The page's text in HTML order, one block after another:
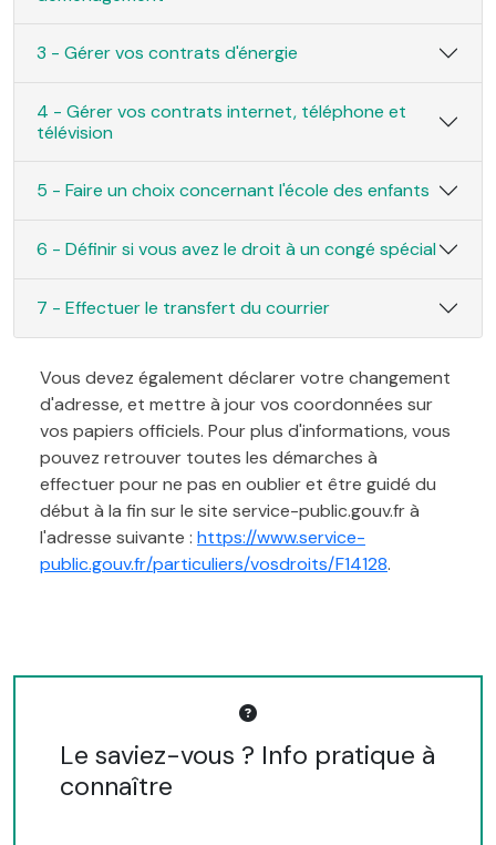
3 - Gérer vos contrats d'énergie
4 - Gérer vos contrats internet, téléphone et
télévision
5 - Faire un choix concernant l'école des enfants
6 - Définir si vous avez le droit à un congé spécial
7 - Effectuer le transfert du courrier
Vous devez également déclarer votre changement
d'adresse, et mettre à jour vos coordonnées sur
vos papiers officiels. Pour plus d'informations, vous
pouvez retrouver toutes les démarches à
effectuer pour ne pas en oublier et être guidé du
début à la fin sur le site service-public.gouv.fr à
l'adresse suivante : https://www.service-
public.gouv.fr/particuliers/vosdroits/F14128.
Le saviez-vous ? Info pratique à
connaître